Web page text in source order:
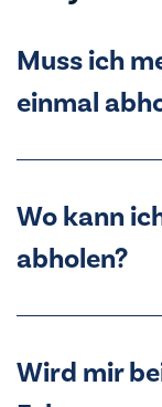
Muss ich
einmal
Wo kann
abholen?
Wird mir